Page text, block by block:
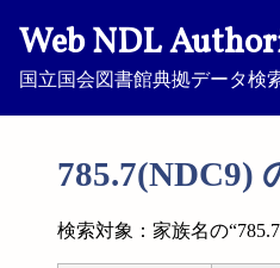
Web NDL
国立国会図書館典拠データ検
785.7(NDC9)
検索対象：家族名の“785.7